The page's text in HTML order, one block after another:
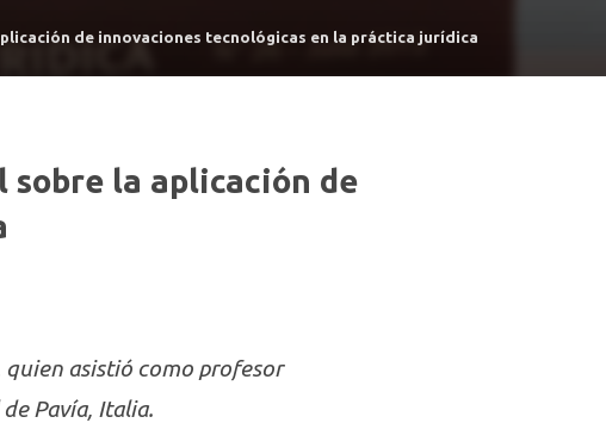
de innovaciones tecnológicas en la práctica jurídica
sobre la aplicación de
asistió como profesor
Pavía, Italia.